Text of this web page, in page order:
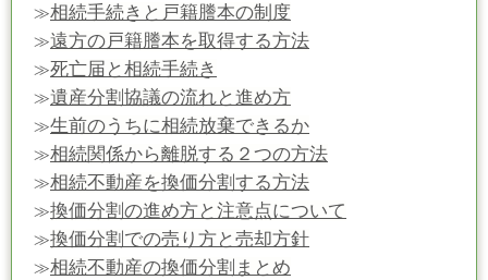
≫相続手続きと戸籍謄本の制度
≫遠方の戸籍謄本を取得する方法
≫死亡届と相続手続き
≫遺産分割協議の流れと進め方
≫生前のうちに相続放棄できるか
≫相続関係から離脱する２つの方法
≫相続不動産を換価分割する方法
≫換価分割の進め方と注意点について
≫換価分割での売り方と売却方針
≫相続不動産の換価分割まとめ